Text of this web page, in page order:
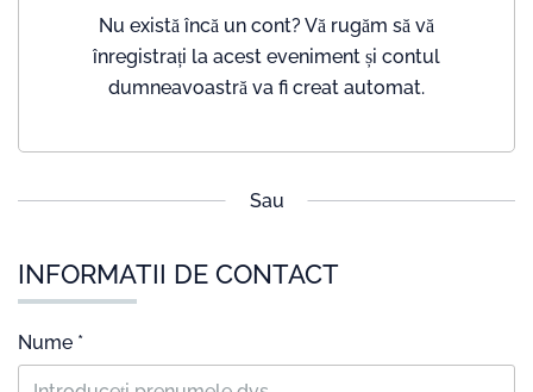
Nu există încă un cont? Vă rugăm să vă
înregistrați la acest eveniment și contul
dumneavoastră va fi creat automat.
Sau
INFORMATII DE CONTACT
Nume *